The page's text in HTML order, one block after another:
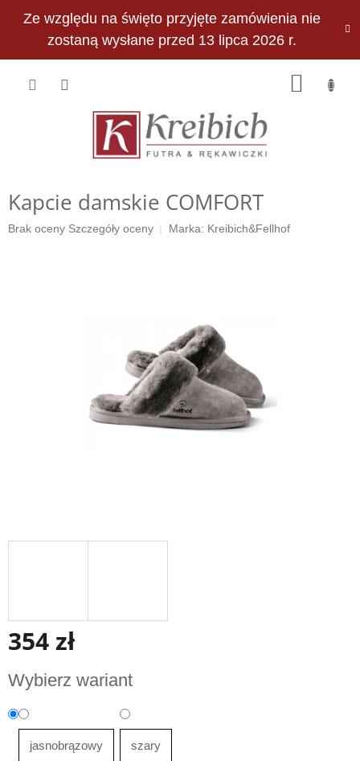
Ze względu na święto przyjęte zamówienia nie
zostaną wysłane przed 13 lipca 2026 r.
PLN
Kapcie damskie COMFORT
Średnia
Brak oceny Szczegóły oceny Marka: Kreibich&Fellhof
354 zł
jednostkowa:
Wybierz wariant
jasnobrązowy szary